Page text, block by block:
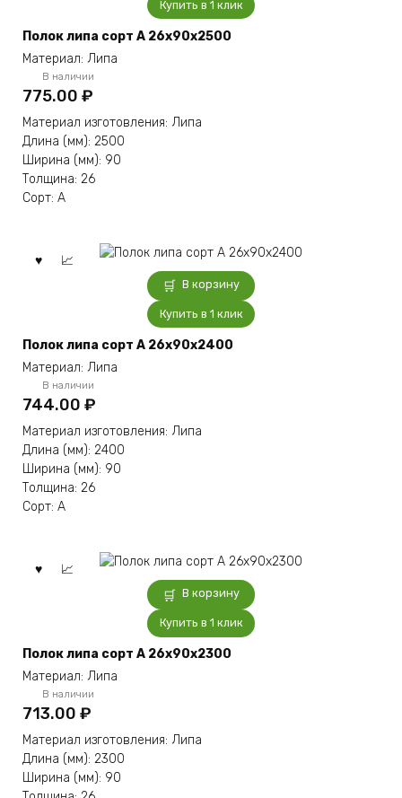
Купить в 1 клик
Полок липа сорт А 26x90x2500
Материал: Липа
В наличии
775.00 ₽
Материал изготовления: Липа
Длина (мм): 2500
Ширина (мм): 90
Толщина: 26
Сорт: А
В корзину
Купить в 1 клик
Полок липа сорт А 26x90x2400
Материал: Липа
В наличии
744.00 ₽
Материал изготовления: Липа
Длина (мм): 2400
Ширина (мм): 90
Толщина: 26
Сорт: А
В корзину
Купить в 1 клик
Полок липа сорт А 26x90x2300
Материал: Липа
В наличии
713.00 ₽
Материал изготовления: Липа
Длина (мм): 2300
Ширина (мм): 90